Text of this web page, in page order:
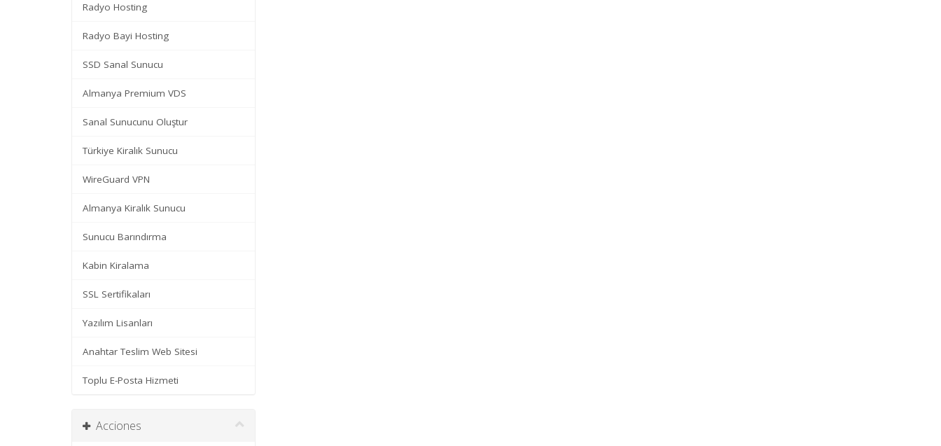
Radyo Hosting
Radyo Bayi Hosting
SSD Sanal Sunucu
Almanya Premium VDS
Sanal Sunucunu Oluştur
Türkiye Kiralık Sunucu
WireGuard VPN
Almanya Kiralık Sunucu
Sunucu Barındırma
Kabin Kiralama
SSL Sertifikaları
Yazılım Lisanları
Anahtar Teslim Web Sitesi
Toplu E-Posta Hizmeti
Acciones